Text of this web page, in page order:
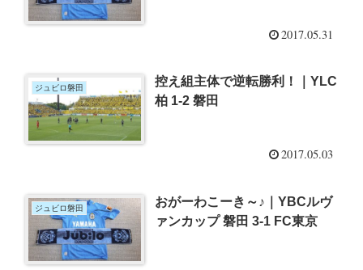
2017.05.31
ジュビロ磐田
控え組主体で逆転勝利！｜YLC
柏 1-2 磐田
2017.05.03
ジュビロ磐田
おがーわこーき～♪｜YBCルヴ
ァンカップ 磐田 3-1 FC東京